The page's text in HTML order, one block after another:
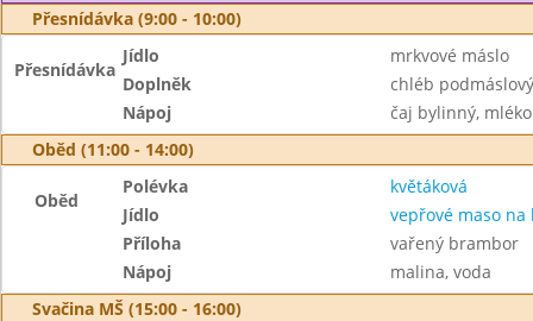
Přesnídávka (9:00 - 10:00)
Přesnídávka
Jídlo
mrkvové máslo
Doplněk
chléb
Nápoj
čaj bylinný, mléko
Oběd (11:00 - 14:00)
Oběd
Polévka
květáková
Jídlo
vepřové maso na
Příloha
vařený brambor
Nápoj
malina, voda
Svačina MŠ (15:00 - 16:00)